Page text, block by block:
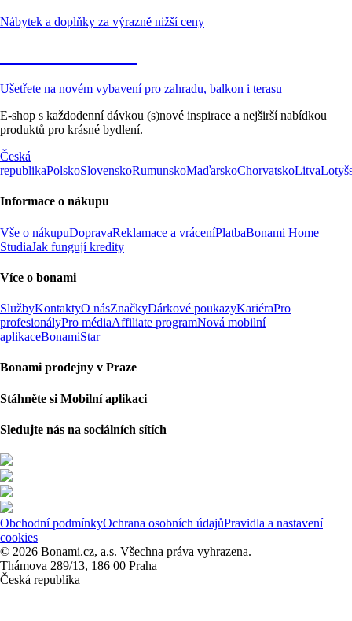
Nábytek a doplňky za výrazně nižší ceny
Ušetřete na novém vybavení pro zahradu, balkon i terasu
E-shop s každodenní dávkou (s)nové inspirace a nejširší nabídkou
produktů pro krásné bydlení.
Česká
republikaPolskoSlovenskoRumunskoMaďarskoChorvatskoLitva
Informace o nákupu
Vše o nákupuDopravaReklamace a vráceníPlatbaBonami Home
StudiaJak fungují kredity
Více o bonami
SlužbyKontaktyO násZnačkyDárkové poukazyKariéraPro
profesionályPro médiaAffiliate programNová mobilní
aplikaceBonamiStar
Bonami prodejny v Praze
Stáhněte si Mobilní aplikaci
Sledujte nás na sociálních sítích
Obchodní podmínkyOchrana osobních údajůPravidla a nastavení
cookies
© 2026 Bonami.cz, a.s. Všechna práva vyhrazena.
Thámova 289/13, 186 00 Praha
Česká republika